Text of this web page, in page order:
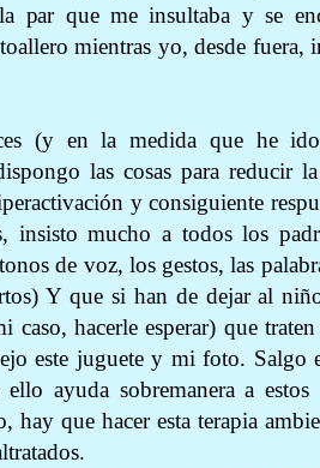
par que me insultaba y se
mientras yo, desde fuera,
(y en la medida que he
las cosas para reducir
y consiguiente
insisto mucho a todos los
de voz, los gestos, las
Y que si han de dejar al
caso, hacerle esperar) que
este juguete y mi foto. Salgo
ello ayuda sobremanera a
hay que hacer esta terapia